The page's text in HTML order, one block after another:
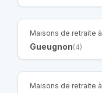
Maisons de retraite à
Gueugnon(4)
Maisons de retraite à